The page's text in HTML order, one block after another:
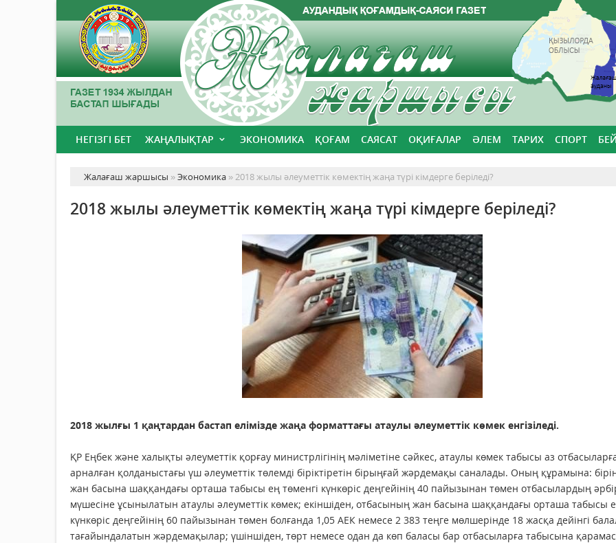
НЕГІЗГІ БЕТ ЖАҢАЛЫҚТАР ЭКОНОМИКА ҚОҒАМ САЯСАТ ОҚИҒАЛАР ӘЛЕМ ТАРИХ СПОРТ
Жалағаш жаршысы »Экономика » 2018 жылы әлеуметтік көмектің жаңа түрі кімдерге беріледі?
2018 жылы әлеуметтік көмектің жаңа түрі кімдерге беріледі?
2018 жылғы 1 қаңтардан бастап елімізде жаңа форматтағы атаулы әлеуметтік көмек енгізіледі.
ҚР Еңбек және халықты әлеуметтік қорғау министрлігінің мәліметіне сәйкес, атаулы көмек табысы аз
арналған қолданыстағы үш әлеуметтік төлемді біріктіретін бірыңғай жәрдемақы саналады. Оның құрамына:
жан басына шаққандағы орташа табысы ең төменгі күнкөріс деңгейінің 40 пайызынан төмен отбасылардың
мүшесіне ұсынылатын атаулы әлеуметтік көмек; екіншіден, отбасының жан басына шаққандағы орташа табысы
күнкөріс деңгейінің 60 пайызынан төмен болғанда 1,05 АЕК немесе 2 383 теңге мөлшерінде 18 жасқа дейінгі
тағайындалатын жәрдемақылар; үшіншіден, төрт немесе одан да көп баласы бар отбасыларға табысына